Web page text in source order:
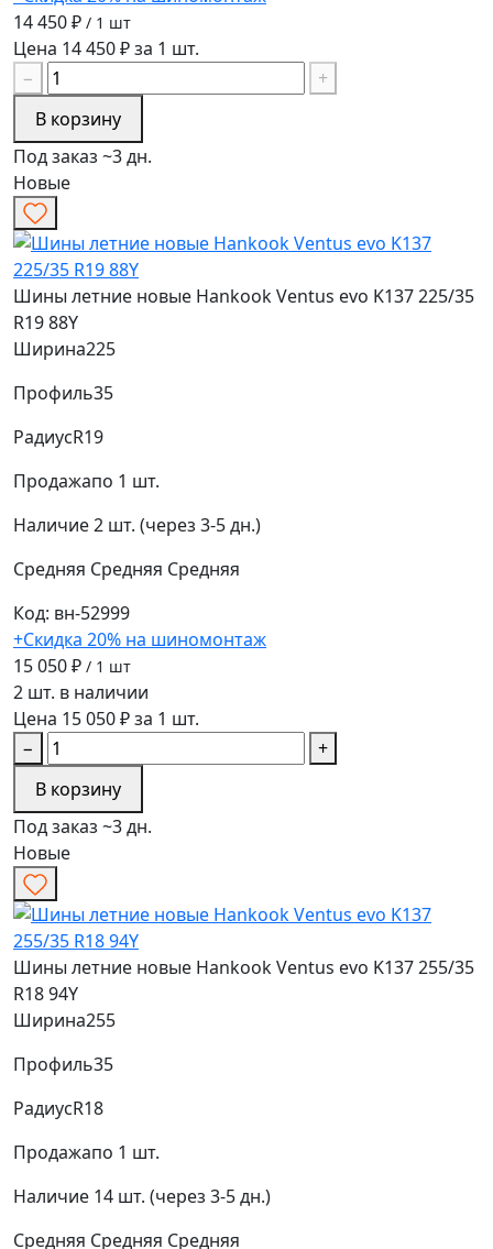
14 450 ₽ / 1 шт
Цена 14 450 ₽ за 1 шт.
−
+
В корзину
Под заказ ~3 дн.
Новые
Шины летние новые Hankook Ventus evo K137 225/35
R19 88Y
Ширина225
Профиль35
РадиусR19
Продажапо 1 шт.
Наличие2 шт. (через 3-5 дн.)
Средняя Средняя Средняя
Код: вн-52999
+Скидка 20% на шиномонтаж
15 050 ₽ / 1 шт
2 шт. в наличии
Цена 15 050 ₽ за 1 шт.
−
+
В корзину
Под заказ ~3 дн.
Новые
Шины летние новые Hankook Ventus evo K137 255/35
R18 94Y
Ширина255
Профиль35
РадиусR18
Продажапо 1 шт.
Наличие 14 шт. (через 3-5 дн.)
Средняя Средняя Средняя